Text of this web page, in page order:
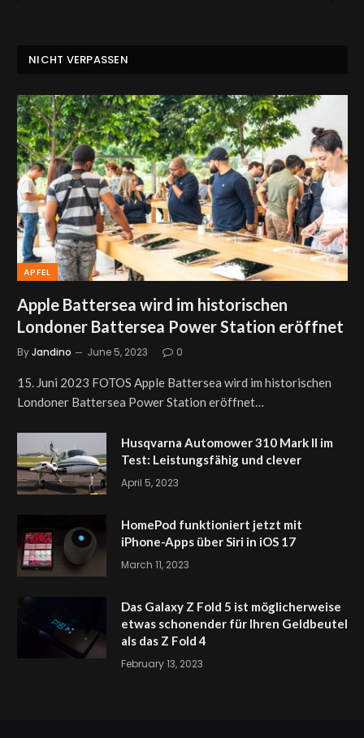
NICHT VERPASSEN
APFEL
Apple Battersea wird im historischen
Londoner Battersea Power Station eröffnet
ByJandino June 5, 2023 0
15. Juni 2023 FOTOS Apple Battersea wird im historischen
Londoner Battersea Power Station eröffnet…
Husqvarna Automower 310 Mark II im
Test: Leistungsfähig und clever
April 5, 2023
HomePod funktioniert jetzt mit
iPhone-Apps über Siri in iOS 17
March 11, 2023
Das Galaxy Z Fold 5 ist möglicherweise
etwas schonender für Ihren Geldbeutel
als das Z Fold 4
February 13, 2023